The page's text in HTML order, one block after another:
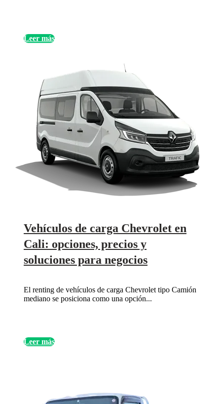
Leer más
Vehículos de carga Chevrolet en
Cali: opciones, precios y
soluciones para negocios
El renting de vehículos de carga Chevrolet tipo Camión
mediano se posiciona como una opción...
Leer más